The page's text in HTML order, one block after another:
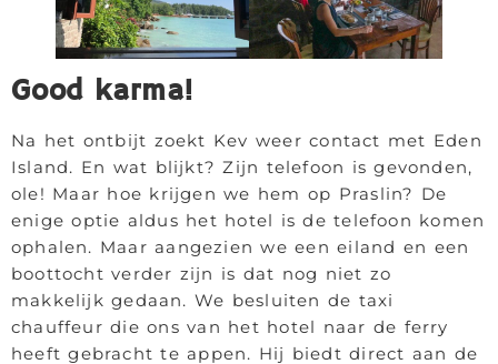
Good karma!
Na het ontbijt zoekt Kev weer contact met Eden
Island. En wat blijkt? Zijn telefoon is gevonden,
ole! Maar hoe krijgen we hem op Praslin? De
enige optie aldus het hotel is de telefoon komen
ophalen. Maar aangezien we een eiland en een
boottocht verder zijn is dat nog niet zo
makkelijk gedaan. We besluiten de taxi
chauffeur die ons van het hotel naar de ferry
heeft gebracht te appen. Hij biedt direct aan de